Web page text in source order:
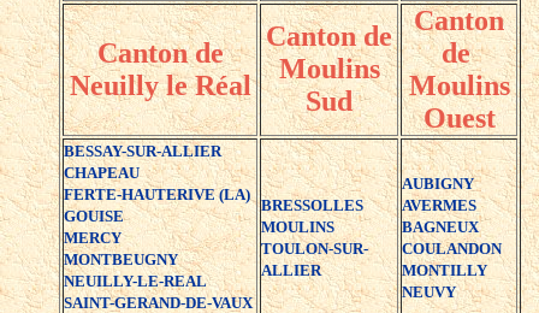
Canton de
Neuilly le Réal
Canton de
Moulins
Sud
Canton
de
Moulins
Ouest
BESSAY-SUR-ALLIER
CHAPEAU
FERTE-HAUTERIVE (LA)
GOUISE
MERCY
MONTBEUGNY
NEUILLY-LE-REAL
SAINT-GERAND-DE-VAUX
BRESSOLLES
MOULINS
TOULON-SUR-
ALLIER
AUBIGNY
AVERMES
BAGNEUX
COULANDON
MONTILLY
NEUVY